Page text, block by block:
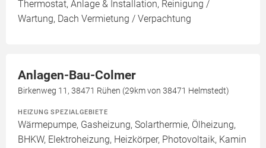
Thermostat, Anlage & Installation, Reinigung /
Wartung, Dach Vermietung / Verpachtung
Anlagen-Bau-Colmer
Birkenweg 11, 38471 Rühen (29km von 38471 Helmstedt)
HEIZUNG SPEZIALGEBIETE
Wärmepumpe, Gasheizung, Solarthermie, Ölheizung,
BHKW, Elektroheizung, Heizkörper, Photovoltaik, Kamin